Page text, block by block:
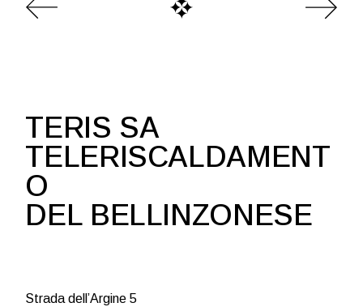
TERIS SA
TELERISCALDAMENT
O
DEL BELLINZONESE
Strada dell’Argine 5